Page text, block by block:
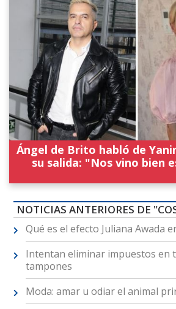
Ángel de Brito habló de
su salida: "Nos vino bien
NOTICIAS ANTERIORES DE
Qué es el efecto Juliana Awada
Intentan eliminar impuestos en
tampones
Moda: amar u odiar el animal